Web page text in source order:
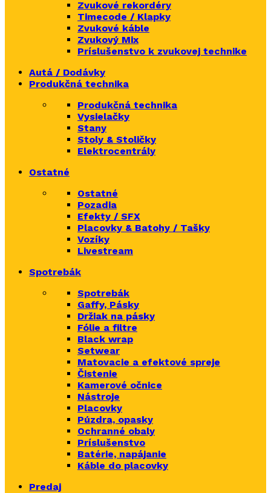
Zvukové rekordéry
Timecode / Klapky
Zvukové káble
Zvukový Mix
Príslušenstvo k zvukovej technike
Autá / Dodávky
Produkčná technika
Produkčná technika
Vysielačky
Stany
Stoly & Stoličky
Elektrocentrály
Ostatné
Ostatné
Pozadia
Efekty / SFX
Placovky & Batohy / Tašky
Vozíky
Livestream
Spotrebák
Spotrebák
Gaffy, Pásky
Držiak na pásky
Fólie a filtre
Black wrap
Setwear
Matovacie a efektové spreje
Čistenie
Kamerové očnice
Nástroje
Placovky
Púzdra, opasky
Ochranné obaly
Príslušenstvo
Batérie, napájanie
Káble do placovky
Predaj